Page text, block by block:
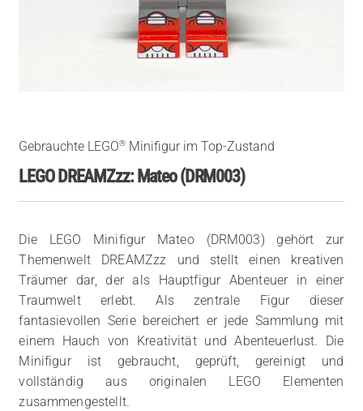
Gebrauchte LEGO® Minifigur im Top-Zustand
LEGO DREAMZzz: Mateo (DRM003)
Die LEGO Minifigur Mateo (DRM003) gehört zur
Themenwelt DREAMZzz und stellt einen kreativen
Träumer dar, der als Hauptfigur Abenteuer in einer
Traumwelt erlebt. Als zentrale Figur dieser
fantasievollen Serie bereichert er jede Sammlung mit
einem Hauch von Kreativität und Abenteuerlust. Die
Minifigur ist gebraucht, geprüft, gereinigt und
vollständig aus originalen LEGO Elementen
zusammengestellt.